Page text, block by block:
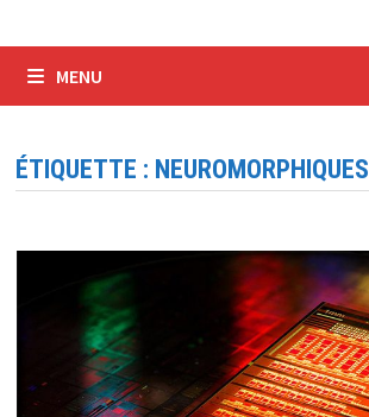
MENU
ÉTIQUETTE : NEUROMORPHIQUES